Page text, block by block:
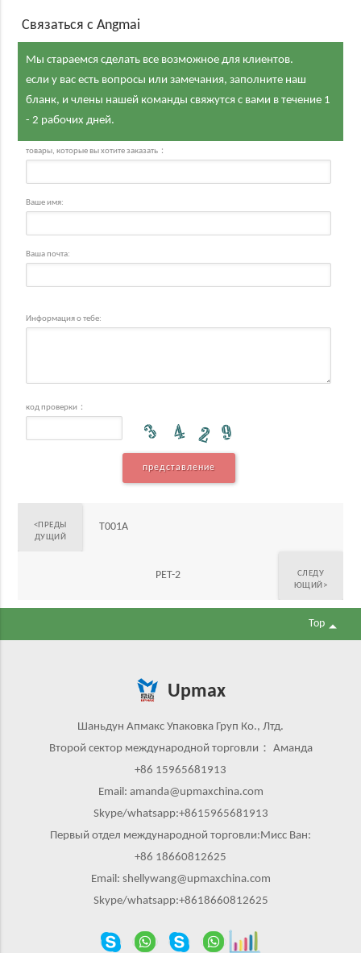
Связаться с Angmai
Мы стараемся сделать все возможное для клиентов.
если у вас есть вопросы или замечания, заполните наш
бланк, и члены нашей команды свяжутся с вами в течение 1
- 2 рабочих дней.
товары, которые вы хотите заказать：
Ваше имя:
Ваша почта:
Информация о тебе:
код проверки：
представление
<ПРЕДЫ
ДУЩИЙ
T001A
СЛЕДУ
ЮЩИЙ>
PET-2
Top
Upmax
Шаньдун Апмакс Упаковка Груп Ко., Лтд.
Второй сектор международной торговли： Аманда
+86 15965681913
Email: amanda@upmaxchina.com
Skype/whatsapp:+8615965681913
Первый отдел международной торговли:Мисс Ван:
+86 18660812625
Email: shellywang@upmaxchina.com
Skype/whatsapp:+8618660812625